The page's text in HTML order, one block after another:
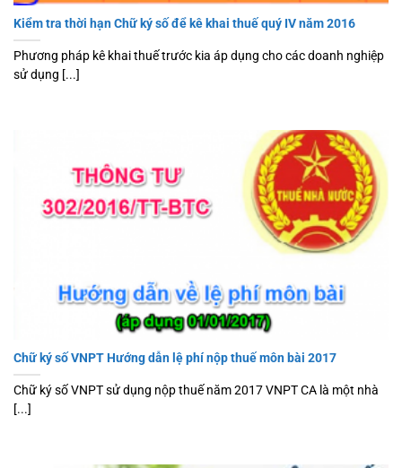
Kiểm tra thời hạn Chữ ký số để kê khai thuế quý IV năm 2016
Phương pháp kê khai thuế trước kia áp dụng cho các doanh nghiệp
sử dụng [...]
Chữ ký số VNPT Hướng dẫn lệ phí nộp thuế môn bài 2017
Chữ ký số VNPT sử dụng nộp thuế năm 2017 VNPT CA là một nhà
[...]